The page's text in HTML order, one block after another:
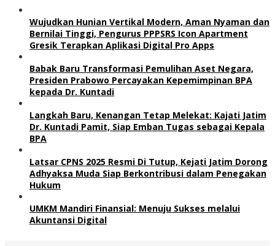
Wujudkan Hunian Vertikal Modern, Aman Nyaman dan
Bernilai Tinggi, Pengurus PPPSRS Icon Apartment
Gresik Terapkan Aplikasi Digital Pro Apps
Babak Baru Transformasi Pemulihan Aset Negara,
Presiden Prabowo Percayakan Kepemimpinan BPA
kepada Dr. Kuntadi
Langkah Baru, Kenangan Tetap Melekat: Kajati Jatim
Dr. Kuntadi Pamit, Siap Emban Tugas sebagai Kepala
BPA
Latsar CPNS 2025 Resmi Di Tutup, Kejati Jatim Dorong
Adhyaksa Muda Siap Berkontribusi dalam Penegakan
Hukum
UMKM Mandiri Finansial: Menuju Sukses melalui
Akuntansi Digital